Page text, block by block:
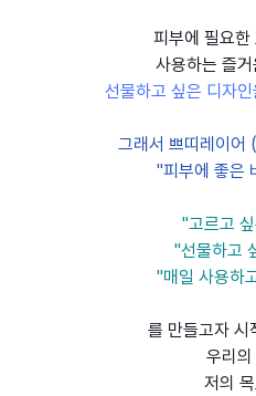
피부에 필요한
사용하는 즐
선물하고 싶은 디자
그래서 쁘띠레이
"피부에 좋은
"고르고
"선물하고
"매일 사용하
를 만들고자 시
우리
저의